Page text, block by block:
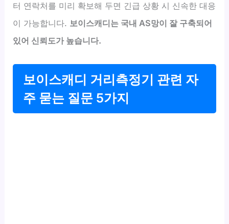
터 연락처를 미리 확보해 두면 긴급 상황 시 신속한 대응
이 가능합니다. 보이스캐디는 국내 AS망이 잘 구축되어
있어 신뢰도가 높습니다.
보이스캐디 거리측정기 관련 자
주 묻는 질문 5가지